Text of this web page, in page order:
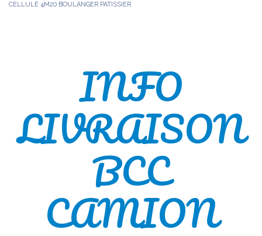
CELLULE 4M20 BOULANGER PATISSIER
INFO
LIVRAISON
BCC
CAMION